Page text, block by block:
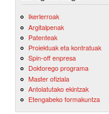
Ikerlerroak
Argitalpenak
Patenteak
Proiektuak eta kontratuak
Spin-off enpresa
Doktorego programa
Master ofiziala
Antolatutako ekintzak
Etengabeko formakuntza